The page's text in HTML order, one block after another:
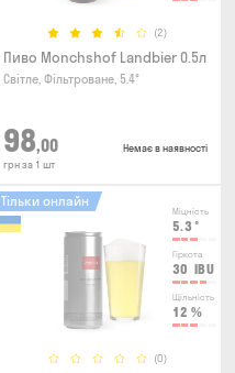
(2)
Пиво Monchshof Landbier 0.5л
Світле, Фільтроване, 5.4°
98,00
грн за 1 шт
Немає в наявності
Міцність
5.3 °
Гіркота
30 IBU
Щільність
12 %
(0)
Тільки онлайн